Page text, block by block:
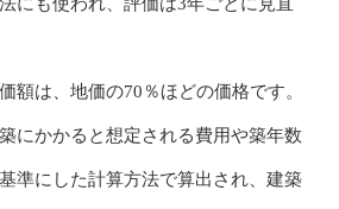
額は、地価の70％ほどの価格です。
にかかると想定される費用や築年数
準にした計算方法で算出され、建築